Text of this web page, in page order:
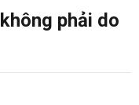
phải do